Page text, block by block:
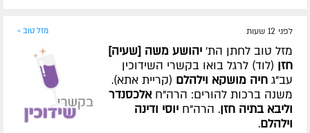
לפני 12 שעות מזל טוב »
מזל טוב לחתן הת' יהושע משה [שעיה]
חזן (לוד) לרגל בואו בקשרי השידוכין
עב"ג חיה מושקא וילהלם (קריית אתא).
משנה ברכות להורים: הרה"חאלכסנדר
וליבא בתיה חזן. הרה"ח יוסי ודינה
וילהלם.